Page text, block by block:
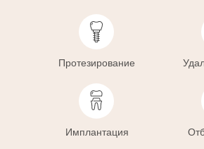
Протезирование
Имплантация